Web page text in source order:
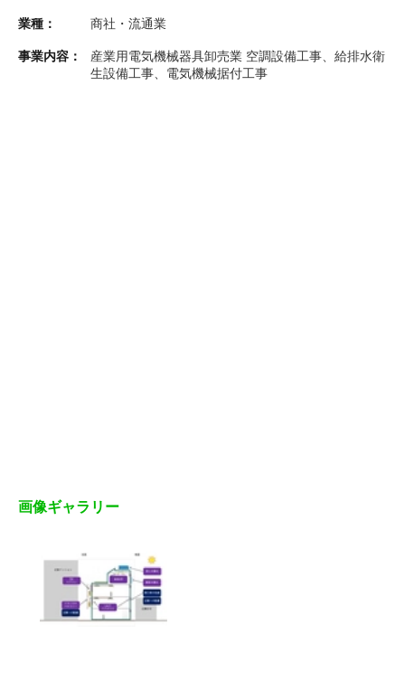
業種： 商社・流通業
事業内容：
産業用電気機械器具卸売業 空調設備工事、給排水衛
生設備工事、電気機械据付工事
画像ギャラリー